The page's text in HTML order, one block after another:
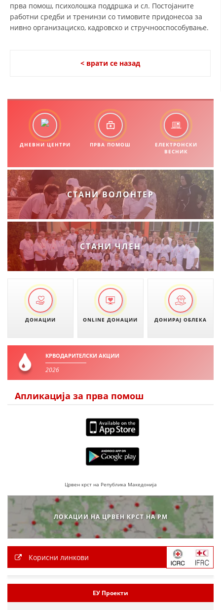
ПРИРАЧНИЦИ
СТРАТЕГИИ
БРОШУРИ
ПРЕЗЕНТАЦИИ
прва помош, психолошка поддршка и сл. Постојаните
работни средби и тренинзи со тимовите придонесоа за
нивно организациско, кадровско и стручнооспособување.
< врати се назад
ДНЕВНИ ЦЕНТРИ ПРВА ПОМОШ
ЕЛЕКТРОНСКИ
ВЕСНИК
СТАНИ ВОЛОНТЕР
СТАНИ ЧЛЕН
ДОНАЦИИ ONLINE ДОНАЦИИ ДОНИРАЈ ОБЛЕКА
КРВОДАРИТЕЛСКИ АКЦИИ
2026
Апликација за прва помош
Црвен крст на Република Македонија
ЛОКАЦИИ НА ЦРВЕН КРСТ НА РМ
Корисни линкови
ЕУ Проекти